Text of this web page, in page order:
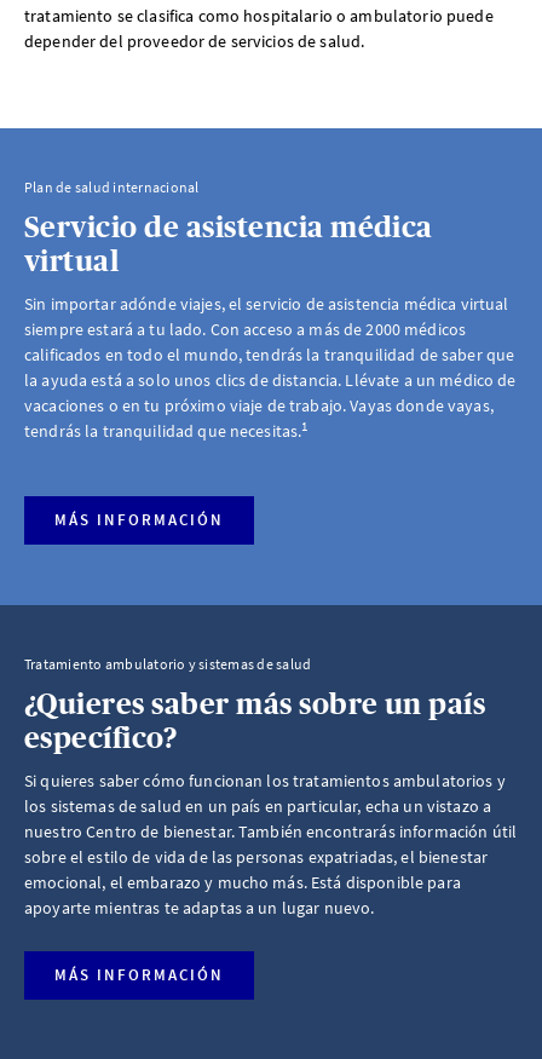
tratamiento se clasifica como hospitalario o ambulatorio puede
depender del proveedor de servicios de salud.
Plan de salud internacional
Servicio de asistencia médica
virtual
Sin importar adónde viajes, el servicio de asistencia médica virtual
siempre estará a tu lado. Con acceso a más de 2000 médicos
calificados en todo el mundo, tendrás la tranquilidad de saber que
la ayuda está a solo unos clics de distancia. Llévate a un médico de
vacaciones o en tu próximo viaje de trabajo. Vayas donde vayas,
tendrás la tranquilidad que necesitas.1
MÁS INFORMACIÓN
Tratamiento ambulatorio y sistemas de salud
¿Quieres saber más sobre un país
específico?
Si quieres saber cómo funcionan los tratamientos ambulatorios y
los sistemas de salud en un país en particular, echa un vistazo a
nuestro Centro de bienestar. También encontrarás información útil
sobre el estilo de vida de las personas expatriadas, el bienestar
emocional, el embarazo y mucho más. Está disponible para
apoyarte mientras te adaptas a un lugar nuevo.
MÁS INFORMACIÓN